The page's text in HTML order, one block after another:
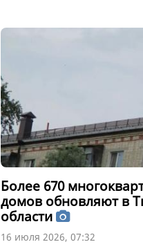
Более 670
домов обновляют в
области
16 июля 2026, 07:32